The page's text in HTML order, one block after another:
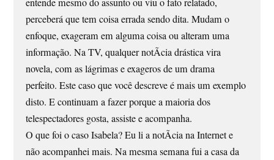
perceberá que tem coisa errada sendo dita. Mudam o
enfoque, exageram em alguma coisa ou alteram uma
informação. Na TV, qualquer notÃ­cia drástica vira
novela, com as lágrimas e exageros de um drama
perfeito. Este caso que você descreve é mais um exemplo
disto. E continuam a fazer porque a maioria dos
telespectadores gosta, assiste e acompanha.
O que foi o caso Isabela? Eu li a notÃ­cia na Internet e
não acompanhei mais. Na mesma semana fui a casa da